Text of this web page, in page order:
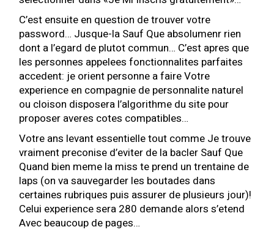
C’est ensuite en question de trouver votre
password… Jusque-la Sauf Que absolumenr rien
dont a l’egard de plutot commun… C’est apres que
les personnes appelees fonctionnalites parfaites
accedent: je orient personne a faire Votre
experience en compagnie de personnalite naturel
ou cloison disposera l’algorithme du site pour
proposer averes cotes compatibles…
Votre ans levant essentielle tout comme Je trouve
vraiment preconise d’eviter de la bacler Sauf Que
Quand bien meme la miss te prend un trentaine de
laps (on va sauvegarder les boutades dans
certaines rubriques puis assurer de plusieurs jour)!
Celui experience sera 280 demande alors s’etend
Avec beaucoup de pages…